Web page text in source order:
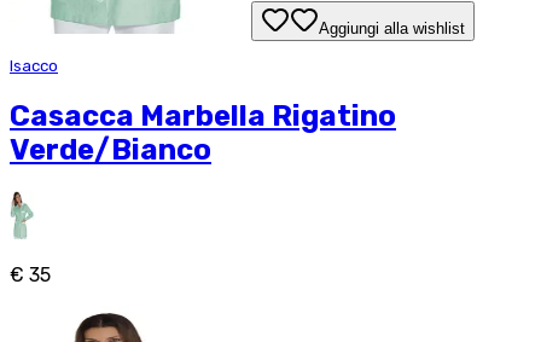
Aggiungi alla wishlist
Isacco
Casacca Marbella Rigatino
Verde/Bianco
€ 35